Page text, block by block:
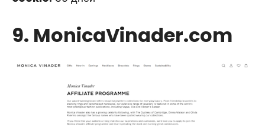
9. MonicaVinader.com